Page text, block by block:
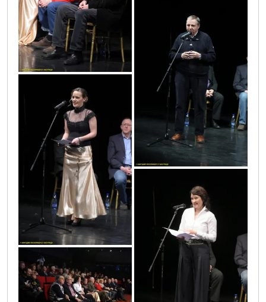
vic4555
vic4597
vic4447